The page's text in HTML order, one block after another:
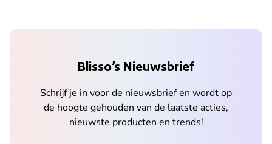
Blisso’s Nieuwsbrief
Schrijf je in voor de nieuwsbrief en wordt op
de hoogte gehouden van de laatste acties,
nieuwste producten en trends!